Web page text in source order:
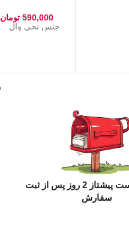
590,000 تومان
جنس نخی وال
ارسال با پست پیشتاز 2 روز پس از ثبت
سفارش